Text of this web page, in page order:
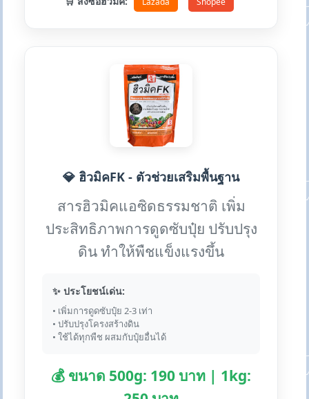
💎 ฮิวมิคFK - ตัวช่วยเสริมพื้นฐาน
สารฮิวมิคแอซิดธรรมชาติ เพิ่ม
ประสิทธิภาพการดูดซับปุ๋ย ปรับปรุง
ดิน ทำให้พืชแข็งแรงขึ้น
✨ ประโยชน์เด่น:
• เพิ่มการดูดซับปุ๋ย 2-3 เท่า
• ปรับปรุงโครงสร้างดิน
• ใช้ได้ทุกพืช ผสมกับปุ๋ยอื่นได้
💰 ขนาด 500g: 190 บาท | 1kg: